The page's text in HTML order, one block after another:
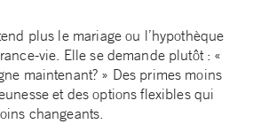
plus le mariage ou l’hypothèque
vie. Elle se demande plutôt : «
maintenant? » Des primes moins
et des options flexibles qui
changeants.